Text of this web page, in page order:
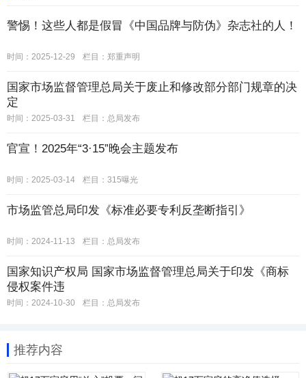
警惕！这些人都是假冒《中国品牌与防伪》杂志社的人！
时间：2025-12-29 栏目： 郑重声明
国家市场监督管理总局关于废止和修改部分部门规章的决
定
时间：2025-03-31 栏目： 总局发布
官宣！2025年“3·15”晚会主题发布
时间：2025-03-14 栏目： 315曝光
市场监管总局印发《标准必要专利反垄断指引》
时间：2024-11-13 栏目： 总局发布
国家知识产权局 国家市场监督管理总局关于印发《商标
侵权案件违
时间：2024-10-30 栏目： 总局发布
推荐内容